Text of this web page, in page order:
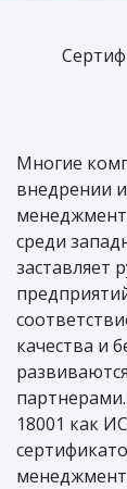
Многие
внедрении
среди
заставляет
качества и
партнерами.
18001 как